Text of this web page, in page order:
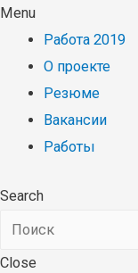
Menu
Работа 2019
О проекте
Резюме
Вакансии
Работы
Search
Close